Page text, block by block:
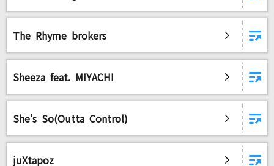
家族や友達と一緒に！練習にも！
The Rhyme brokers
Sheeza feat. MIYACHI
She's So(Outta Control)
juXtapoz